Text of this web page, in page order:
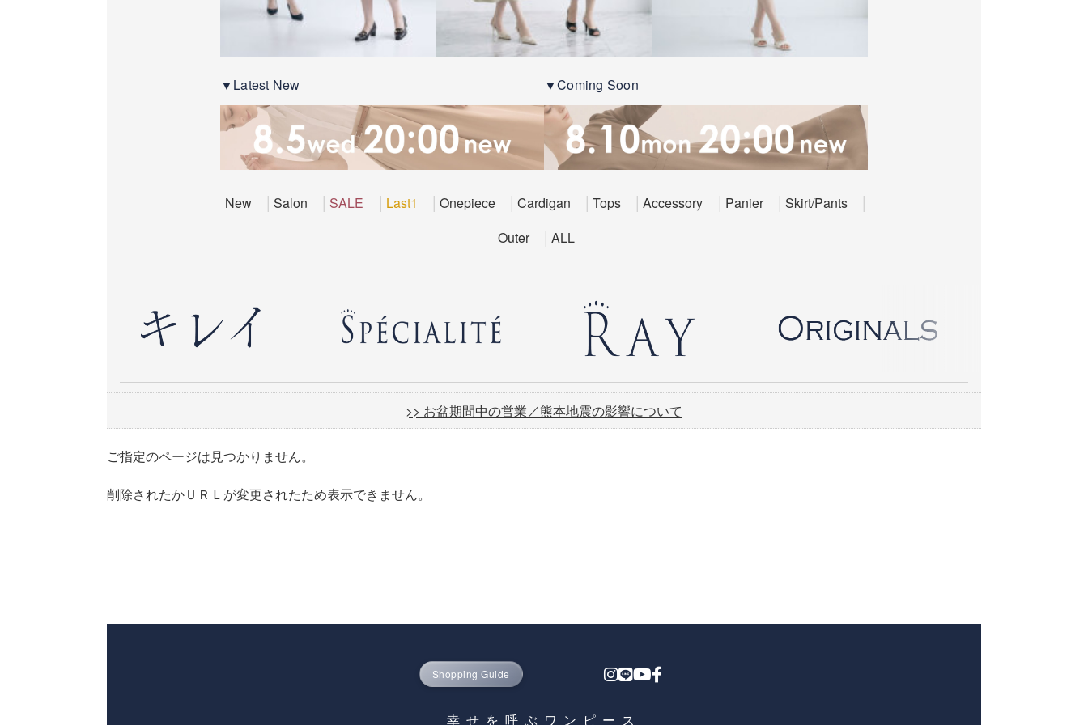
▼Latest New ▼Coming Soon
New Salon SALE Last1 Onepiece Cardigan Tops Accessory Panier
Skirt/Pants
Outer
ALL
>> お盆期間中の営業／熊本地震の影響について
ご指定のページは見つかりません。
削除されたかＵＲＬが変更されたため表示できません。
Shopping Guide
幸せを呼ぶワンピース